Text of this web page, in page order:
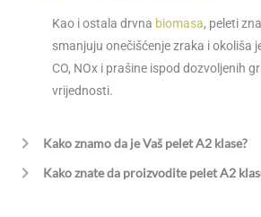
Kao i ostala drvna biomasa, peleti
smanjuju onečišćenje zraka i okoliša
CO, NOx i prašine ispod dozvoljenih
vrijednosti.
Kako znamo da je Vaš pelet A2 klase?
Kako znate da proizvodite pelet A2